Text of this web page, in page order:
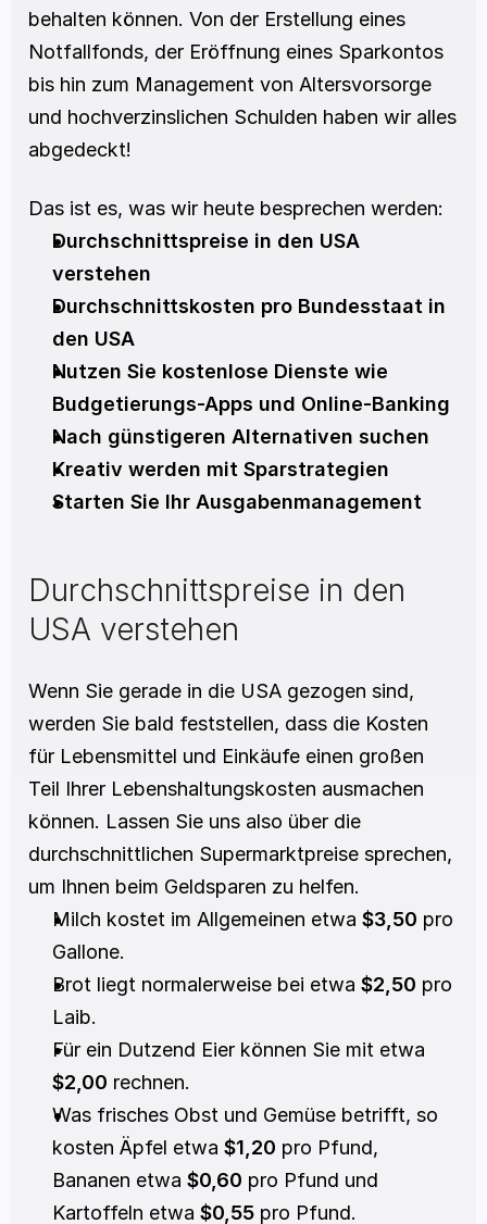
behalten können. Von der Erstellung eines
Notfallfonds, der Eröffnung eines Sparkontos
bis hin zum Management von Altersvorsorge
und hochverzinslichen Schulden haben wir alles
abgedeckt!
Das ist es, was wir heute besprechen werden:
Durchschnittspreise in den USA
verstehen
Durchschnittskosten pro Bundesstaat in
den USA
Nutzen Sie kostenlose Dienste wie
Budgetierungs-Apps und Online-Banking
Nach günstigeren Alternativen suchen
Kreativ werden mit Sparstrategien
Starten Sie Ihr Ausgabenmanagement
Durchschnittspreise in den
USA verstehen
Wenn Sie gerade in die USA gezogen sind,
werden Sie bald feststellen, dass die Kosten
für Lebensmittel und Einkäufe einen großen
Teil Ihrer Lebenshaltungskosten ausmachen
können. Lassen Sie uns also über die
durchschnittlichen Supermarktpreise sprechen,
um Ihnen beim Geldsparen zu helfen.
Milch kostet im Allgemeinen etwa $3,50 pro
Gallone.
Brot liegt normalerweise bei etwa $2,50 pro
Laib.
$2,00 rechnen.
Was frisches Obst und Gemüse betrifft, so
kosten Äpfel etwa $1,20 pro Pfund,
Bananen etwa $0,60 pro Pfund und
Kartoffeln etwa $0,55 pro Pfund.